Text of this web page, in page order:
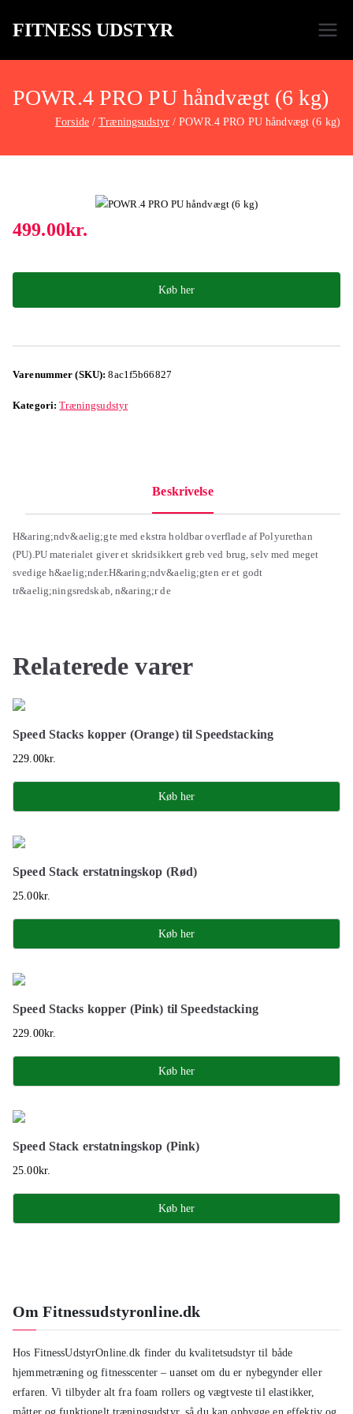
FITNESS UDSTYR
POWR.4 PRO PU håndvægt (6 kg)
Forside Træningsudstyr POWR.4 PRO PU håndvægt (6 kg)
499.00kr.
Køb her
Varenummer (SKU):8ac1f5b66827
Kategori:Træningsudstyr
Beskrivelse
H&aring;ndv&aelig;gte med ekstra holdbar overflade af Polyurethan
(PU).PU materialet giver et skridsikkert greb ved brug, selv med meget
svedige h&aelig;nder.H&aring;ndv&aelig;gten er et godt
tr&aelig;ningsredskab, n&aring;r de
Relaterede varer
Speed Stacks kopper (Orange) til Speedstacking
229.00kr.
Køb her
Speed Stack erstatningskop (Rød)
25.00kr.
Køb her
Speed Stacks kopper (Pink) til Speedstacking
229.00kr.
Køb her
Speed Stack erstatningskop (Pink)
25.00kr.
Køb her
Om Fitnessudstyronline.dk
Hos FitnessUdstyrOnline.dk finder du kvalitetsudstyr til både
hjemmetræning og fitnesscenter – uanset om du er nybegynder eller
erfaren. Vi tilbyder alt fra foam rollers og vægtveste til elastikker,